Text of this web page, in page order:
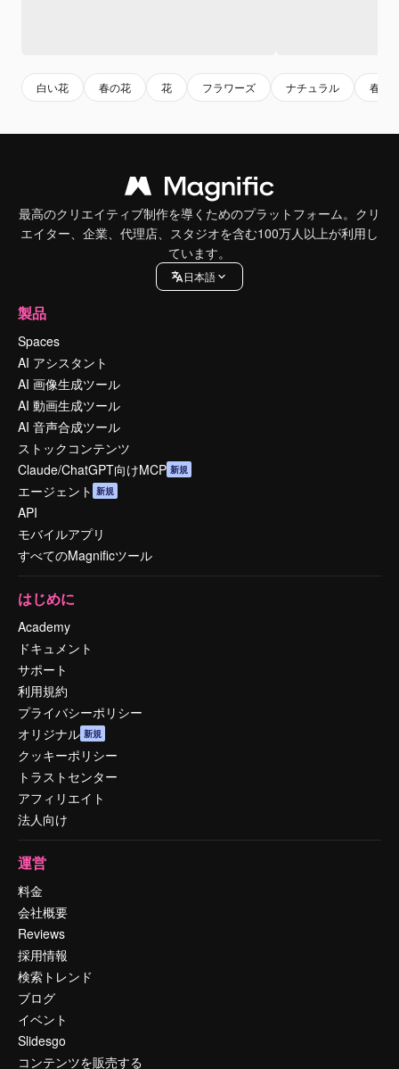
白い花 春の花 花 フラワーズ ナチュラル 春
最高のクリエイティブ制作を導くためのプラットフォーム。クリ
エイター、企業、代理店、スタジオを含む100万人以上が利用し
ています。
日本語
製品
Spaces
AI アシスタント
AI 画像生成ツール
AI 動画生成ツール
AI 音声合成ツール
ストックコンテンツ
Claude/ChatGPT向けMCP 新規
エージェント 新規
API
モバイルアプリ
すべてのMagnificツール
はじめに
Academy
ドキュメント
サポート
利用規約
プライバシーポリシー
オリジナル 新規
クッキーポリシー
トラストセンター
アフィリエイト
法人向け
運営
料金
会社概要
Reviews
採用情報
検索トレンド
ブログ
イベント
Slidesgo
コンテンツを販売する